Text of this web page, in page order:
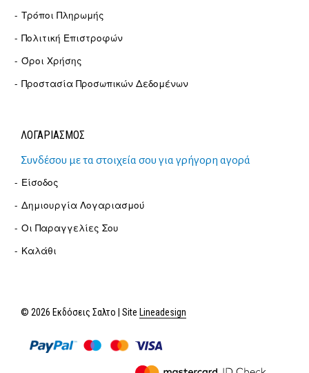
Τρόποι Πληρωμής
Πολιτική Επιστροφών
Όροι Χρήσης
Προστασία Προσωπικών Δεδομένων
ΛΟΓΑΡΙΑΣΜΟΣ
Συνδέσου με τα στοιχεία σου για γρήγορη αγορά
Είσοδος
Δημιουργία Λογαριασμού
Οι Παραγγελίες Σου
Καλάθι
© 2026 Εκδόσεις Σαλτο | Site Lineadesign